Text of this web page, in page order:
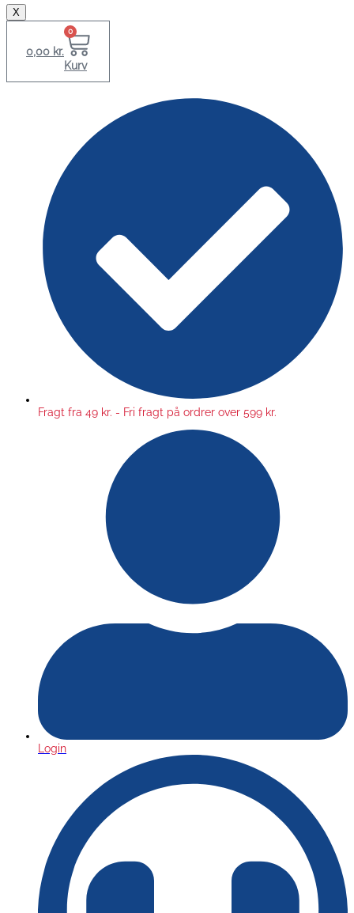
X
0,00 kr.
0
Kurv
Fragt fra 49 kr. - Fri fragt på ordrer over 599 kr.
Login